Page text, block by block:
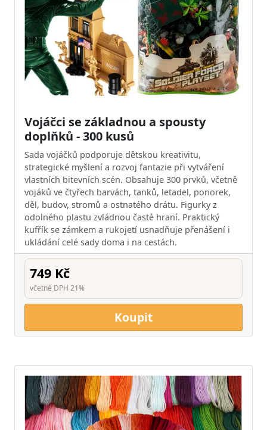
Vojáčci se základnou a spousty
doplňků - 300 kusů
Sada vojáčků podporuje dětskou kreativitu,
strategické myšlení a rozvoj fantazie při vytváření
vlastních bitevních scén. Obsahuje 300 prvků, včetně
vojáků ve čtyřech barvách, tanků, letadel, ponorek,
děl, budov, stromů a ostnatého drátu. Figurky z
odolného plastu zvládnou časté hraní. Praktický
kufřík se zámkem a rukojetí usnadňuje přenášení i
ukládání celé sady doma i na cestách.
749 Kč
včetně DPH 21%
Koupit